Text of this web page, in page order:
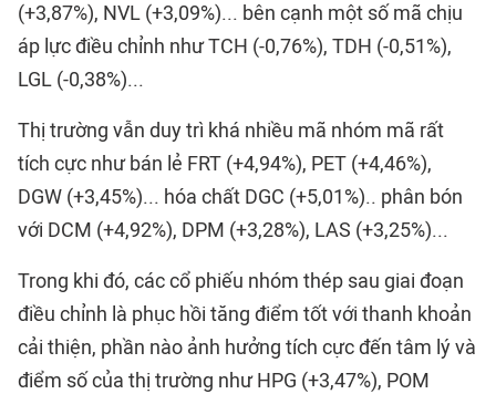
(+3,87%), NVL (+3,09%)... bên cạnh một số mã chịu
áp lực điều chỉnh như TCH (-0,76%), TDH (-0,51%),
LGL (-0,38%)...
Thị trường vẫn duy trì khá nhiều mã nhóm mã rất
tích cực như bán lẻ FRT (+4,94%), PET (+4,46%),
DGW (+3,45%)... hóa chất DGC (+5,01%).. phân bón
với DCM (+4,92%), DPM (+3,28%), LAS (+3,25%)...
Trong khi đó, các cổ phiếu nhóm thép sau giai đoạn
điều chỉnh là phục hồi tăng điểm tốt với thanh khoản
cải thiện, phần nào ảnh hưởng tích cực đến tâm lý và
điểm số của thị trường như HPG (+3,47%), POM